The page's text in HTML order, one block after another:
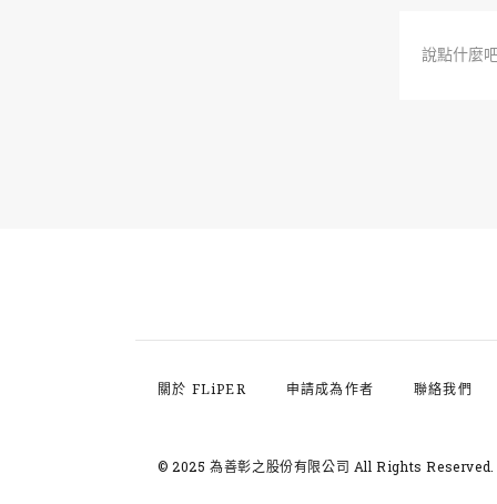
說點什麼
關於 FLiPER 申請成為作者 聯絡我們
© 2025 為善彰之股份有限公司 All Rights Reserved.